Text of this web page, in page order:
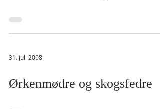
31. juli 2008
Ørkenmødre og skogsfedre